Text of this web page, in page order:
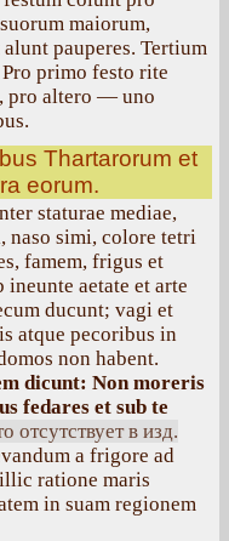
maiorum,
pauperes. Tertium
primo festo rite
pro altero — uno
Thartarorum et
eorum.
staturae mediae,
naso simi, colore tetri
famem, frigus et
aetate et arte
ducunt; vagi et
atque pecoribus in
non habent.
dicunt: Non moreris
fedares et sub te
отсутствует в изд.
a frigore ad
ratione maris
in suam regionem